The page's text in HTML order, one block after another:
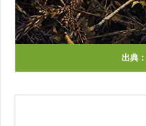
出典：